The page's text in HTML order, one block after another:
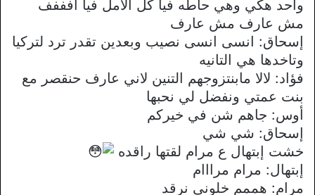
واحد هكي وهي حاطه فيا كل الامل فيا افففف
مش عارف مش عارف
إسحاق: انسى انسى نصيب وبعدين تقدر ترد لتركيا
وتاخدها هي التانيه
فؤاد: لالا مابنتزوجهم التنين لاني عارف حنقصر مع
بنت عمتي ونفضل لي نحبها
أوس: جاهم شن في خيركم
إسحاق: شي شي
خشت إبتهال ع مرام لقتها راقده
إبتهال: مرام مرااام
مرام: هممم خلوني نرقد